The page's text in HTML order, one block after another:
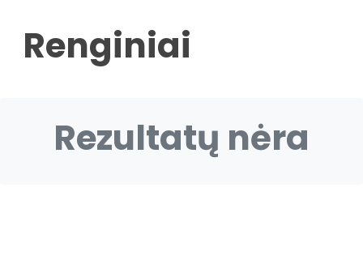
Renginiai
Rezultatų nėra